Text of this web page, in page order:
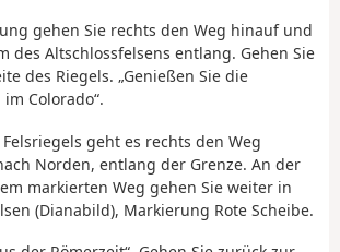
gehen Sie rechts den Weg hinauf und
des Altschlossfelsens entlang. Gehen Sie
des Riegels. „Genießen Sie die
Colorado“.
geht es rechts den Weg
Norden, entlang der Grenze. An der
markierten Weg gehen Sie weiter in
(Dianabild), Markierung Rote Scheibe.